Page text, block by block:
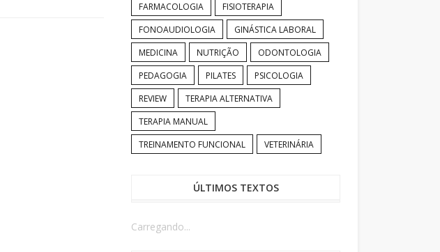
FARMACOLOGIA
FISIOTERAPIA
FONOAUDIOLOGIA
GINÁSTICA LABORAL
MEDICINA
NUTRIÇÃO
ODONTOLOGIA
PEDAGOGIA
PILATES
PSICOLOGIA
REVIEW
TERAPIA ALTERNATIVA
TERAPIA MANUAL
TREINAMENTO FUNCIONAL
VETERINÁRIA
ÚLTIMOS TEXTOS
Carregando...